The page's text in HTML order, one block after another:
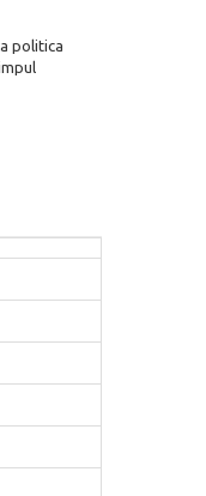
politica